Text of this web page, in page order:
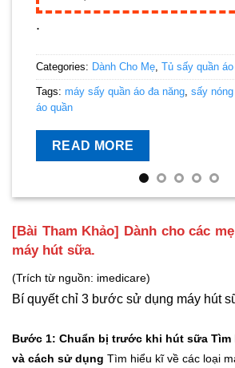
.
Categories: Dành Cho Mẹ Tủ sấy quần áo
Tags: máy sấy quần áo đa năng sấy
áo quần
READ MORE
[Bài Tham Khảo] Dành cho các
máy hút sữa.
(Trích từ nguồn: imedicare)
Bí quyết chỉ 3 bước sử dụng máy hút
Bước 1: Chuẩn bị trước khi hút sữa Tìm
và cách sử dụng Tìm hiểu kĩ về các loại